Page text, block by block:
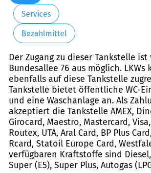
Services
Bezahlmittel
Der Zugang zu dieser Tankstelle
Bundesallee 76 aus möglich. LKWs
ebenfalls auf diese Tankstelle
Tankstelle bietet öffentliche WC-
und eine Waschanlage an. Als
akzeptiert die Tankstelle AMEX,
Girocard, Maestro, Mastercard, Visa,
Routex, UTA, Aral Card, BP Plus
Rcard, Statoil Europe Card,
verfügbaren Kraftstoffe sind Diesel,
Super (E5), Super Plus, Autogas